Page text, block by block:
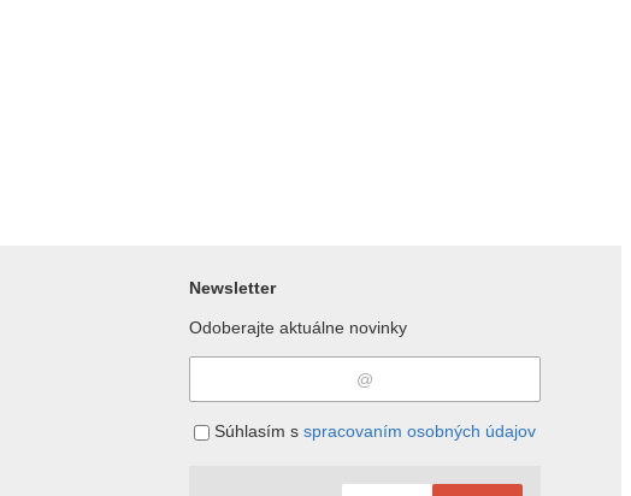
Newsletter
Odoberajte aktuálne novinky
Súhlasím s spracovaním osobných údajov